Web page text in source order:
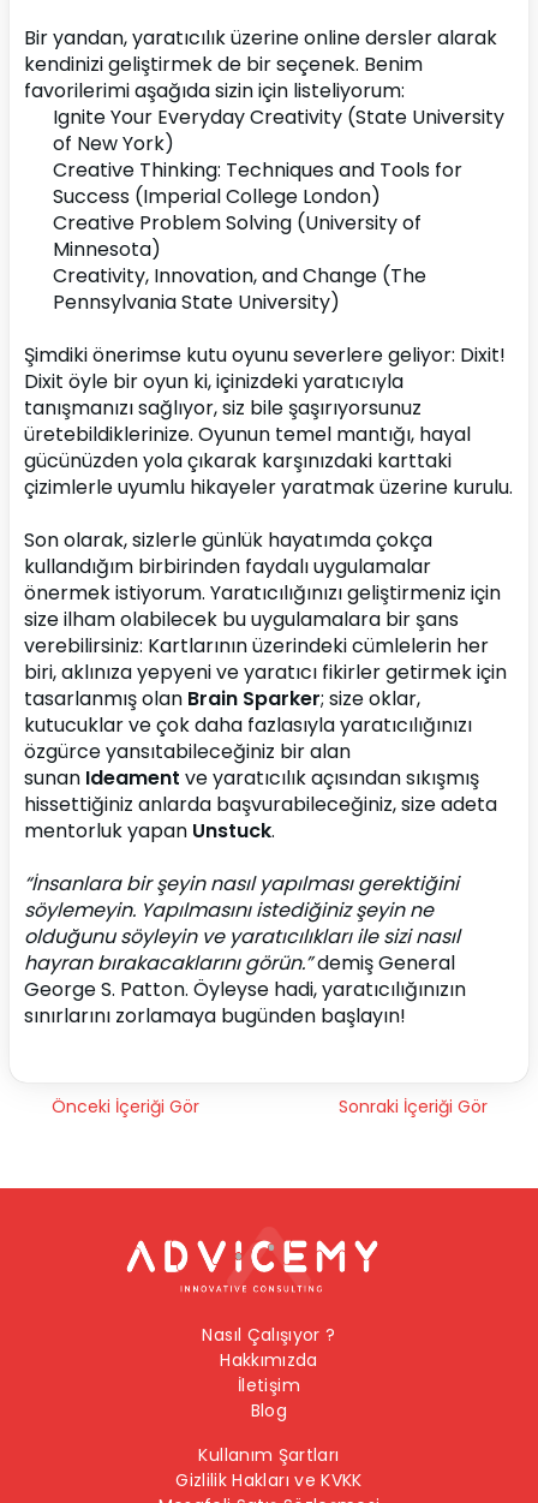
Bir yandan, yaratıcılık üzerine online dersler alarak
kendinizi geliştirmek de bir seçenek. Benim
favorilerimi aşağıda sizin için listeliyorum:
Ignite Your Everyday Creativity (State University
of New York)
Creative Thinking: Techniques and Tools for
Success (Imperial College London)
Creative Problem Solving (University of
Minnesota)
Creativity, Innovation, and Change (The
Pennsylvania State University)
Şimdiki önerimse kutu oyunu severlere geliyor: Dixit!
Dixit öyle bir oyun ki, içinizdeki yaratıcıyla
tanışmanızı sağlıyor, siz bile şaşırıyorsunuz
üretebildiklerinize. Oyunun temel mantığı, hayal
gücünüzden yola çıkarak karşınızdaki karttaki
çizimlerle uyumlu hikayeler yaratmak üzerine kurulu.
Son olarak, sizlerle günlük hayatımda çokça
kullandığım birbirinden faydalı uygulamalar
önermek istiyorum. Yaratıcılığınızı geliştirmeniz için
size ilham olabilecek bu uygulamalara bir şans
verebilirsiniz: Kartlarının üzerindeki cümlelerin her
biri, aklınıza yepyeni ve yaratıcı fikirler getirmek için
tasarlanmış olan Brain Sparker; size oklar,
kutucuklar ve çok daha fazlasıyla yaratıcılığınızı
özgürce yansıtabileceğiniz bir alan
sunan Ideament ve yaratıcılık açısından sıkışmış
hissettiğiniz anlarda başvurabileceğiniz, size adeta
mentorluk yapan Unstuck.
“İnsanlara bir şeyin nasıl yapılması gerektiğini
söylemeyin. Yapılmasını istediğiniz şeyin ne
olduğunu söyleyin ve yaratıcılıkları ile sizi nasıl
hayran bırakacaklarını görün.” demiş General
George S. Patton. Öyleyse hadi, yaratıcılığınızın
sınırlarını zorlamaya bugünden başlayın!
Önceki İçeriği Gör Sonraki İçeriği Gör
Nasıl Çalışıyor ?
Hakkımızda
İletişim
Blog
Kullanım Şartları
Gizlilik Hakları ve KVKK